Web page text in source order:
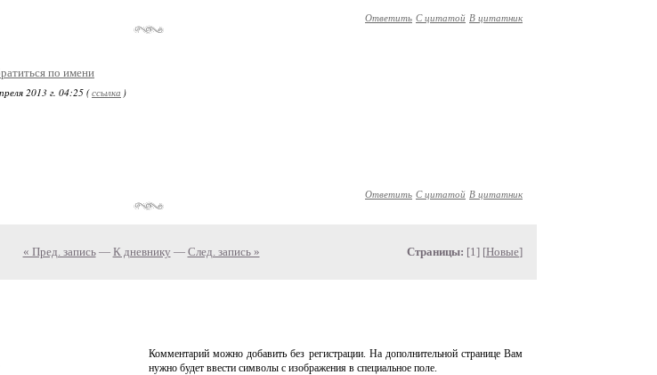
Ответить С цитатой В цитатник
по имени
2013 г. 04:25 (ссылка )
Ответить С цитатой В цитатник
« Пред. запись— К дневнику — След. запись » Страницы: [1] [Новые]
Комментарий можно добавить без регистрации. На дополнительной странице Вам
нужно будет ввести символы с изображения в специальное поле.